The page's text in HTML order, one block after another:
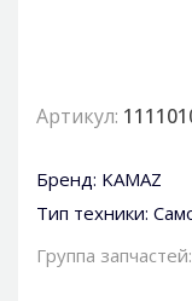
Артикул:
Бренд: KAMAZ
Тип техники:
Группа запчастей: